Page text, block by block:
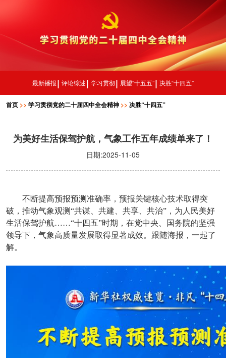
最新播报 评论综述 学习贯彻 展望“十五五” 决胜“十四五”
首页 >> 学习贯彻党的二十届四中全会精神 >> 决胜“十四五”
为美好生活保驾护航，气象工作五年成绩单来了！
日期:2025-11-05
不断提高预报预测准确率，预报关键核心技术取得突
破，推动气象观测“共谋、共建、共享、共治”，为人民美好
生活保驾护航……“十四五”时期，在党中央、国务院的坚强
领导下，气象高质量发展取得显著成效。跟随海报，一起了
解。